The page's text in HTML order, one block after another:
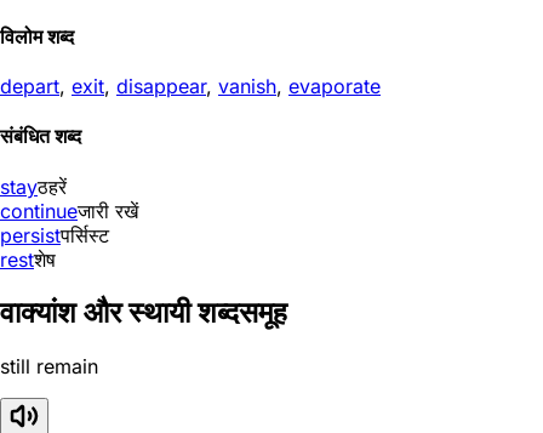
विलोम शब्द
depart, exit, disappear, vanish, evaporate
संबंधित शब्द
stayठहरें
continueजारी रखें
persistपर्सिस्ट
restशेष
वाक्यांश और स्थायी शब्दसमूह
still remain